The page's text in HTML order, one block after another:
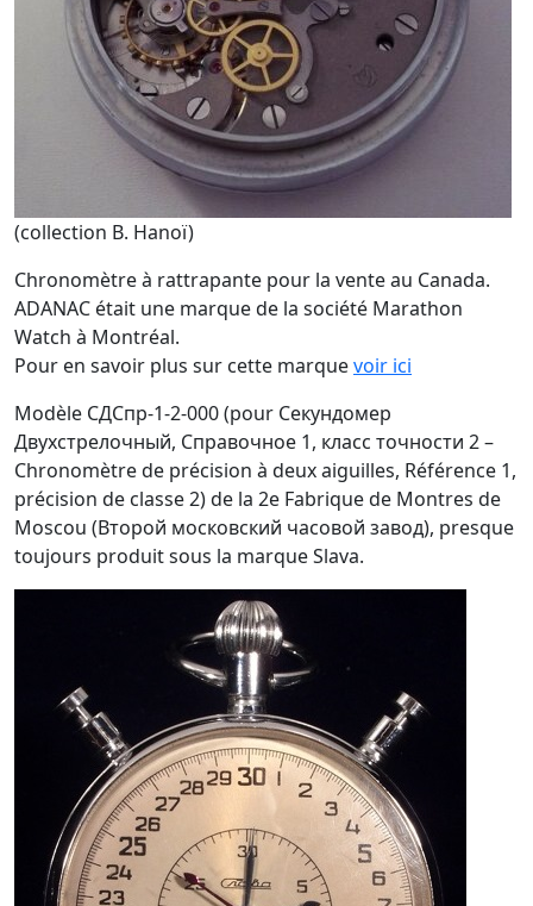
(collection B. Hanoï)
Chronomètre à rattrapante pour la vente au Canada.
ADANAC était une marque de la société Marathon
Watch à Montréal.
Pour en savoir plus sur cette marquevoir ici
Modèle СДСпр-1-2-000 (pour Секундомер
Двухстрелочный, Справочное 1, класс точности 2 –
Chronomètre de précision à deux aiguilles, Référence 1,
précision de classe 2) de la 2e Fabrique de Montres de
Moscou (Второй московский часовой завод), presque
toujours produit sous la marque Slava.